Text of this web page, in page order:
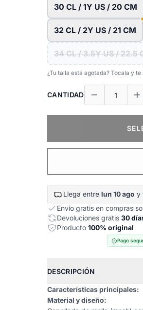
30 CL / 1Y US / 20 CM
32 CL / 2Y US / 21 CM
34 CL / 3.5Y US / 22.5
¿Tu talla está agotada? Tocala y
CANTIDAD
Llega entre lun 10 ago y
Envío gratis en compras
Devoluciones gratis 30
Producto 100% original
Pago
DESCRIPCIÓN
Características principales:
Material y diseño: